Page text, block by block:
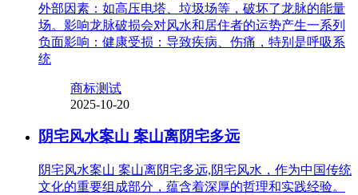
外部因素：如高压电塔、垃圾场等，破坏了龙脉的能量
场。影响龙脉破损会对风水和居住者的运势产生一系列
负面影响：健康受损：导致疾病、伤痛，特别是呼吸系
统
商标测试
2025-10-20
阴宅风水案山 案山离阴宅多远
阴宅风水案山 案山离阴宅多远,阴宅风水，作为中国传统
文化的重要组成部分，蕴含着深厚的哲理和实践经验。